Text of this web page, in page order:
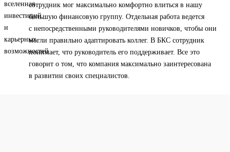
сотрудник мог максимально комфортно влиться в нашу
большую финансовую группу. Отдельная работа ведется
с непосредственными руководителями новичков, чтобы они
могли правильно адаптировать коллег. В БКС сотрудник
понимает, что руководитель его поддерживает. Все это
говорит о том, что компания максимально заинтересована
в развитии своих специалистов.